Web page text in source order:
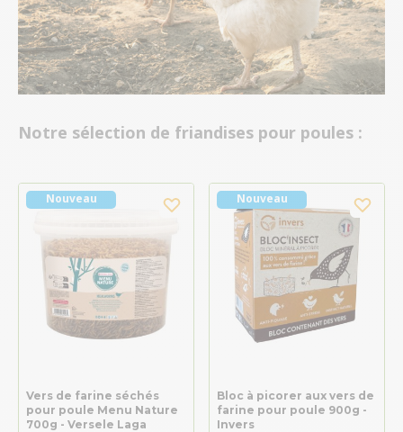
Notre sélection de friandises pour poules :
Nouveau
Vers de farine séchés
pour poule Menu Nature
700g - Versele Laga
Nouveau
Bloc à picorer aux vers de
farine pour poule 900g -
Invers